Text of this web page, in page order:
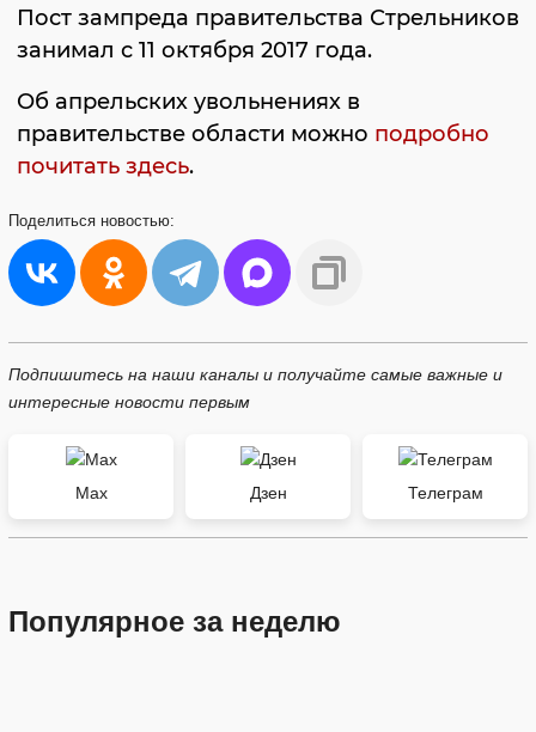
Пост зампреда правительства Стрельников
занимал с 11 октября 2017 года.
Об апрельских увольнениях в
правительстве области можно подробно
почитать здесь.
Поделиться новостью:
Подпишитесь на наши каналы и получайте самые важные и
интересные новости первым
Max Дзен Телеграм
Популярное за неделю